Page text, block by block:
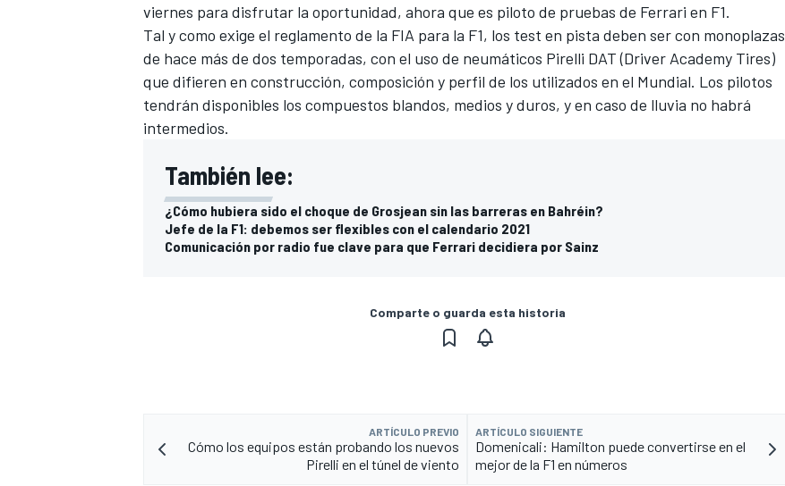
viernes para disfrutar la oportunidad, ahora que es piloto de pruebas de Ferrari en F1.
Tal y como exige el reglamento de la FIA para la F1, los test en pista deben ser con monoplazas
de hace más de dos temporadas, con el uso de neumáticos Pirelli DAT (Driver Academy Tires)
que difieren en construcción, composición y perfil de los utilizados en el Mundial. Los pilotos
tendrán disponibles los compuestos blandos, medios y duros, y en caso de lluvia no habrá
intermedios.
También lee:
¿Cómo hubiera sido el choque de Grosjean sin las barreras en Bahréin?
Jefe de la F1: debemos ser flexibles con el calendario 2021
Comunicación por radio fue clave para que Ferrari decidiera por Sainz
Comparte o guarda esta historia
ARTÍCULO PREVIO
Cómo los equipos están probando los nuevos
Pirelli en el túnel de viento
ARTÍCULO SIGUIENTE
Domenicali: Hamilton puede convertirse en el
mejor de la F1 en números